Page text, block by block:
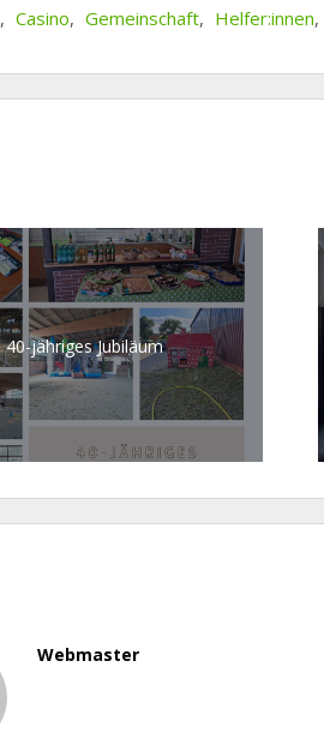
, Casino, Gemeinschaft, Helfer:innen,
40-jähriges Jubiläum
Webmaster